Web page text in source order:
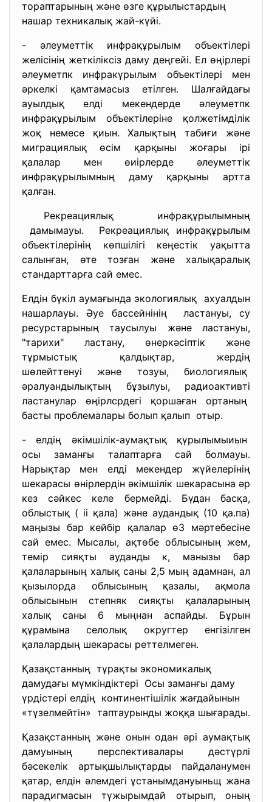
тораптарының және өзге құрылыстардың
нашар техникалық жай-күйі.
- әлеуметтік инфрақұрылым объектілері
желісінің жеткіліксіз даму деңгейі. Ел өңірлері
әлеуметпк инфракүрылым объектілері мен
әркелкі қамтамасыз етілген. Шалғайдағы
ауылдық елді мекендерде әлеуметпк
инфрақұрылым объектілеріне қолжетімділік
жоқ немесе қиын. Халықтың табиғи және
миграциялық өсім қарқыны жоғары ірі
қалалар мен өиірлерде әлеуметтік
инфрақұрылымның даму қарқыны артта
қалған.
Рекреациялық инфрақұрылымның
дамымауы. Рекреациялық инфрақұрылым
объектілерінің көпшілігі кеңестік уақытта
салынған, өте тозған және халықаралық
стандарттарға сай емес.
Елдін бүкіл аумағында экологиялық ахуалдын
нашарлауы. Әуе бассейнінің ластануы, су
ресурстарының таусылуы және ластануы,
"тарихи" ластану, өнеркәсіптік және
тұрмыстық қалдықтар, жердің
шөлейттенуі және тозуы, биологиялық
әралуандылықтың бұзылуы, радиоактивті
ластанулар өңірлсрдегі қоршаған ортаның
басты проблемалары болып қалып отыр.
- елдің әкімшілік-аумақтық қүрылымыиын
осы заманғы талаптарға сай болмауы.
Нарықтар мен елді мекендер жүйелерінің
шекарасы өнірлердін әкімшілік шекарасына әр
кез сәйкес келе бермейді. Бүдан басқа,
облыстық ( іі қала) және аудандық (10 қа.па)
маңызы бар кейбір қалалар ө3 мәртебесіне
сай емес. Мысалы, ақтөбе облысының жем,
темір сияқты ауданды к, манызы бар
қалаларының халық саны 2,5 мың адамнан, ал
қызылорда облысының қазалы, ақмола
облысынын степняк сияқты қалаларының
халық саны 6 мыңнан аспайды. Бұрын
құрамына селолық округтер енгізілген
қалалардың шекарасы реттелмеген.
Қазақстанның тұрақты экономикалық
дамудағы мүмкіндіктері Осы заманғы даму
үрдістері елдің континентішілік жағдайынын
«түзелмейтін» таптаурынды жоққа шығарады.
Қазақстанның және онын одан әрі аумақтық
дамуының перспективалары дәстүрлі
бәсекелік артықшылықтарды пайдаланумен
қатар, елдін әлемдегі ұстанымдануыньщ жана
парадигмасын түжырымдай отырып, оның